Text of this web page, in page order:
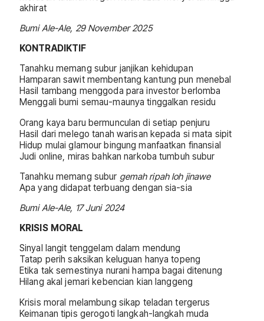
akhirat
Bumi Ale-Ale, 29 November 2025
KONTRADIKTIF
Tanahku memang subur janjikan kehidupan
Hamparan sawit membentang kantung pun menebal
Hasil tambang menggoda para investor berlomba
Menggali bumi semau-maunya tinggalkan residu
Orang kaya baru bermunculan di setiap penjuru
Hasil dari melego tanah warisan kepada si mata sipit
Hidup mulai glamour bingung manfaatkan finansial
Judi online, miras bahkan narkoba tumbuh subur
Tanahku memang subur gemah ripah loh jinawe
Apa yang didapat terbuang dengan sia-sia
Bumi Ale-Ale, 17 Juni 2024
KRISIS MORAL
Sinyal langit tenggelam dalam mendung
Tatap perih saksikan keluguan hanya topeng
Etika tak semestinya nurani hampa bagai ditenung
Hilang akal jemari kebencian kian langgeng
Krisis moral melambung sikap teladan tergerus
Keimanan tipis gerogoti langkah-langkah muda